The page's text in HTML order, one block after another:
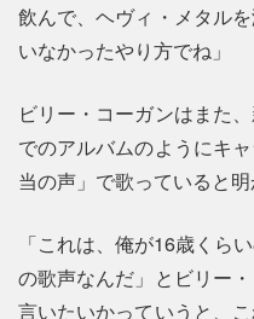
飲んで、ヘヴィ・メタル
いなかったやり方でね」
ビリー・コーガンはまた
でのアルバムのようにキ
当の声」で歌っていると明
「これは、俺が16歳くら
の歌声なんだ」とビリー
言いたいかっていうと、